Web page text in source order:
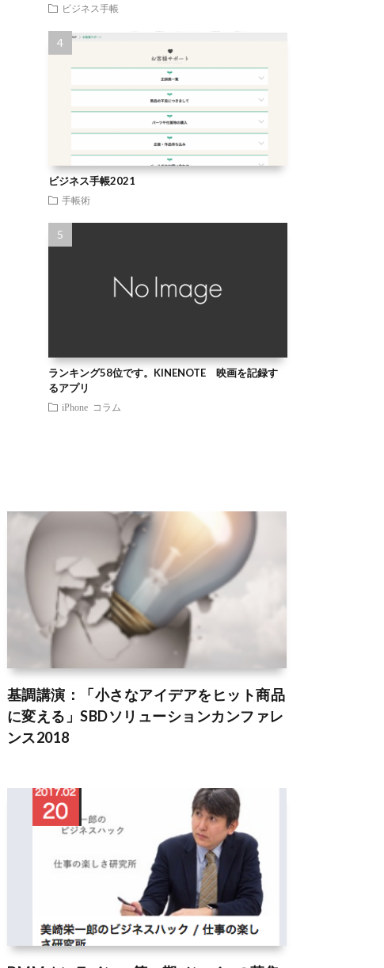
ビジネス手帳
ビジネス手帳2021
手帳術
ランキング58位です。KINENOTE 映画を記録す
るアプリ
iPhone コラム
基調講演：「小さなアイデアをヒット商品
に変える」SBDソリューションカンファレ
ンス2018